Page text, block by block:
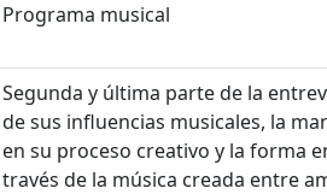
Programa musical
Segunda y última parte de la
de sus influencias musicales, la
en su proceso creativo y la forma
través de la música creada entre